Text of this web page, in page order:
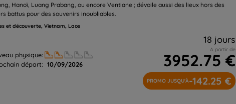
Hanoï, Luang Prabang, ou encore Ventiane ; dévoile aussi des lieux hors des
battus pour des souvenirs inoubliables.
et découverte, Vietnam, Laos
physique:
départ: 10/09/2026
18 jours
A partir de
3952.75 €
PROMO JUSQU'À-142.25 €